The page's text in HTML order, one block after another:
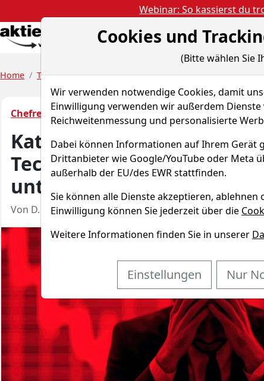
Webinar: So kassierst du
Aktien Nachrichten
Home Trendfollowing Chefredakteur Briefings
Chefredakteur Briefings
Katerstimmung an der
Tech-Sektor zieht den
unten
Von D. Engelhardt – Aktualisiert am 26.06.26 11:48
Cookies und
(Bitte wählen Sie
Wir verwenden notwendige Cookies, damit
Einwilligung verwenden wir außerdem
Reichweitenmessung und personalisierte
Dabei können Informationen auf Ihrem Gerät
Drittanbieter wie Google/YouTube oder Meta
außerhalb der EU/des EWR stattfinden.
Sie können alle Dienste akzeptieren,
Einwilligung können Sie jederzeit über die
Weitere Informationen finden Sie in unserer
Einstellungen Nur